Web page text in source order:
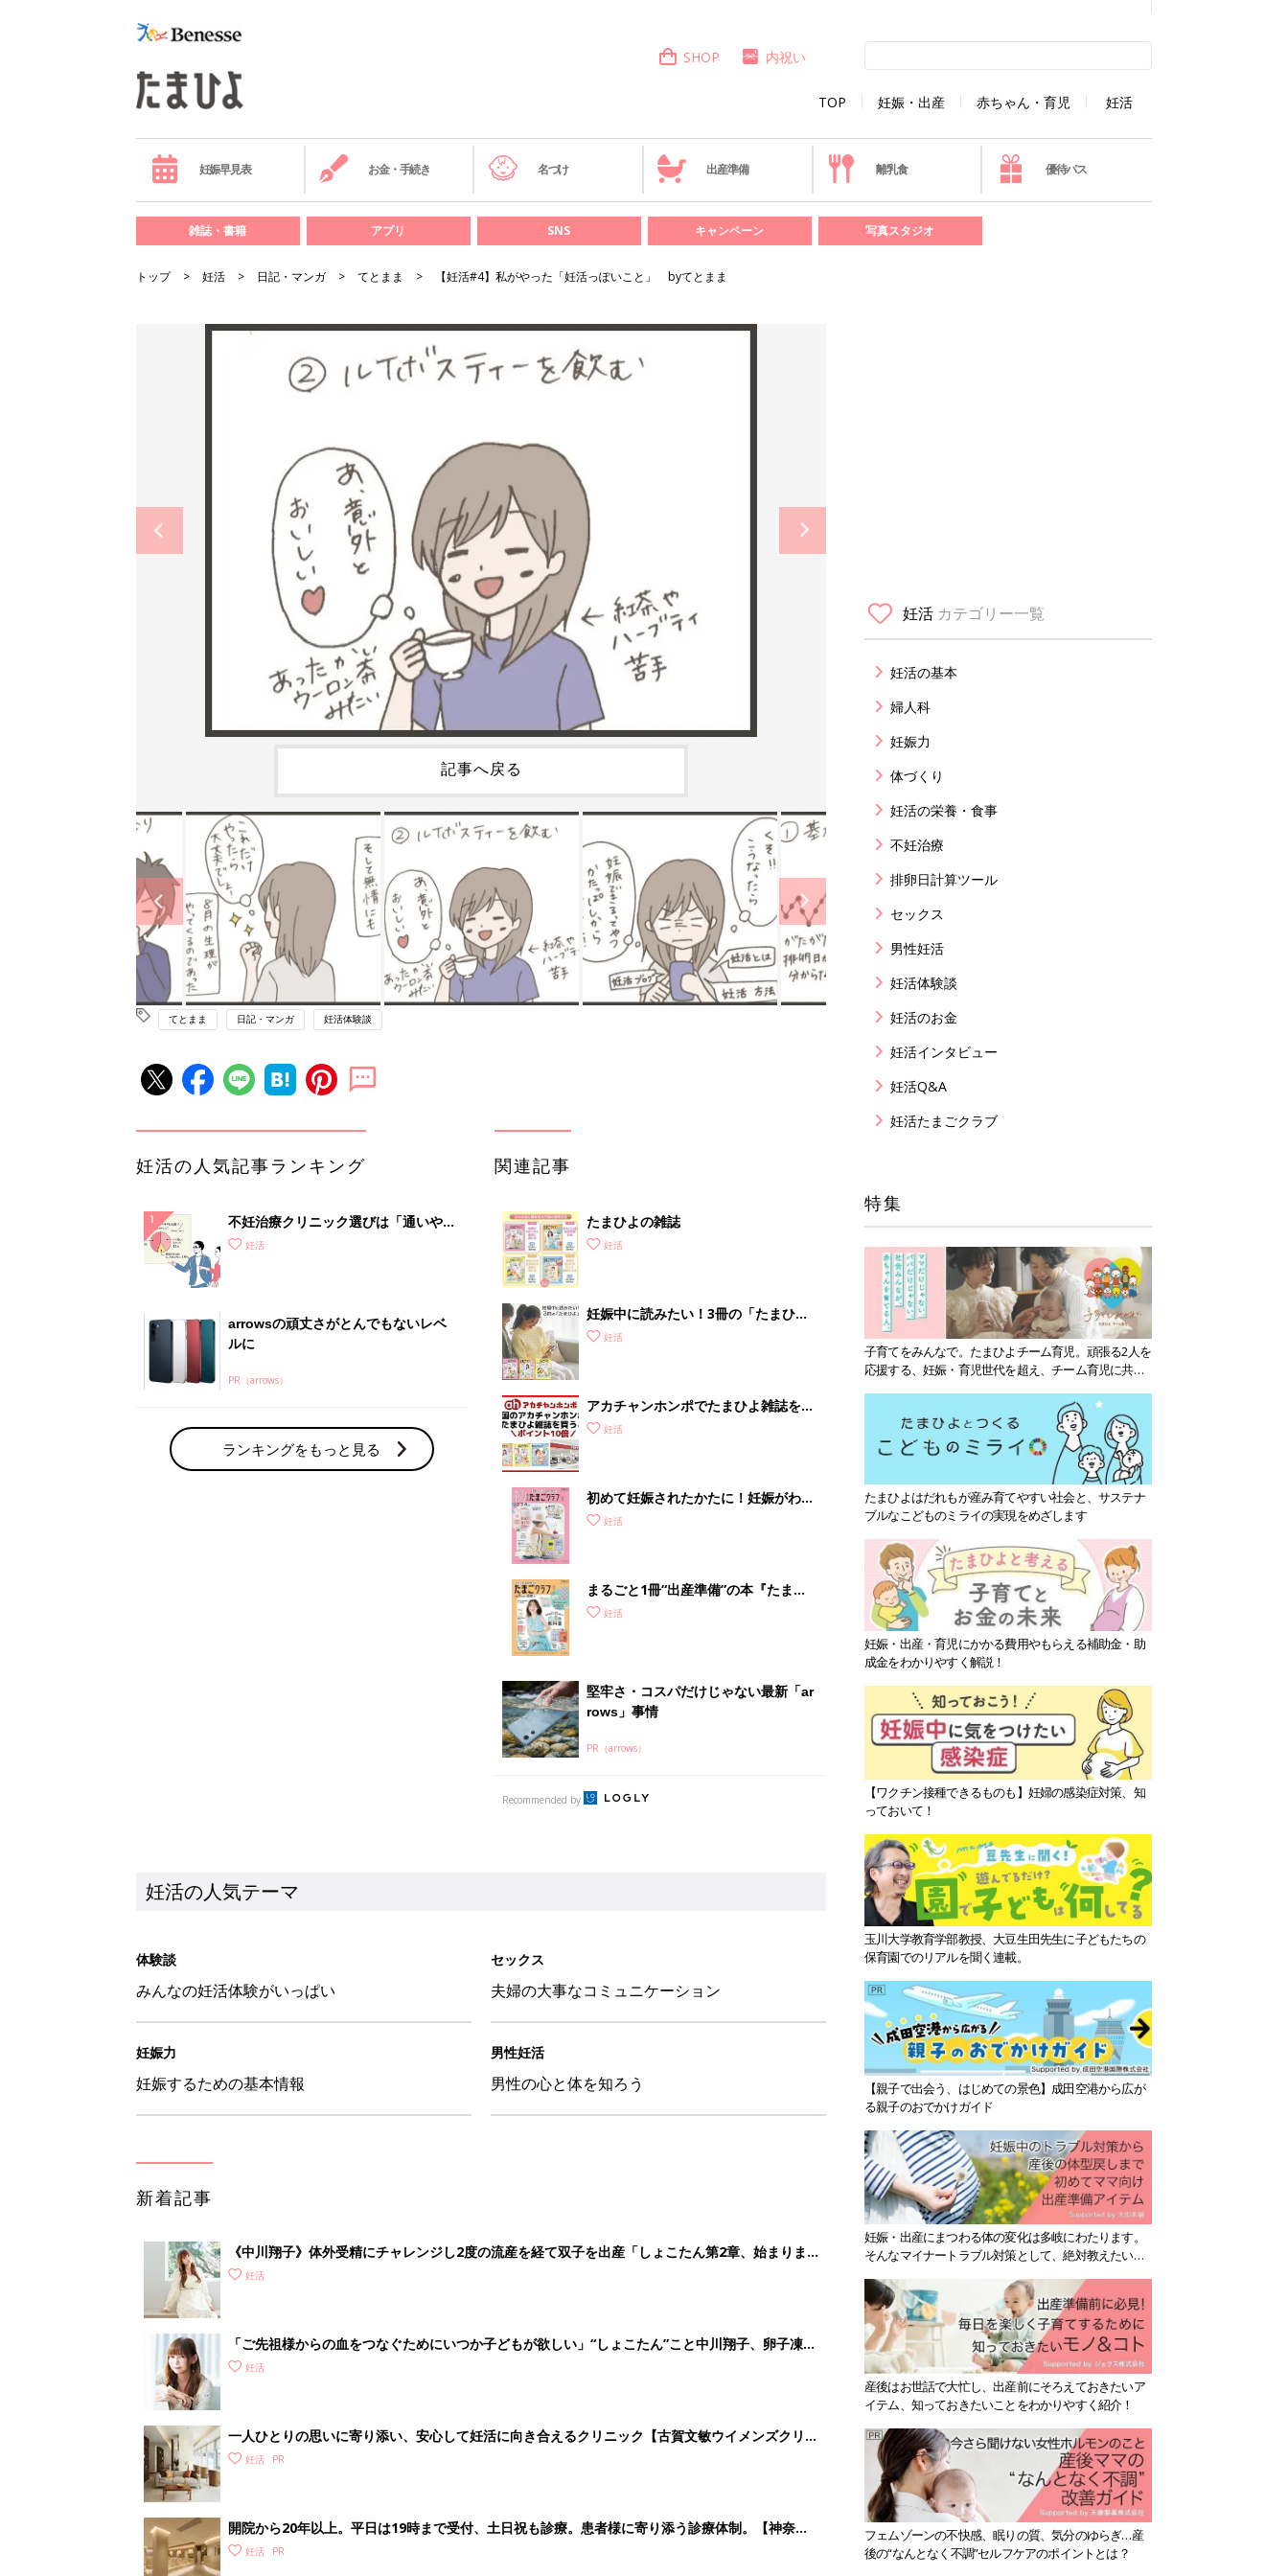
TOP 妊娠・出産 赤ちゃん・育児 妊活
SHOP 内祝い
妊娠早見表 お金・手続き 名づけ 出産準備 離乳食 優待パス
雑誌・書籍 アプリ SNS キャンペーン 写真スタジオ
トップ 妊活 日記・マンガ てとまま 【妊活#4】私がやった「妊活っぽいこと」 byてとまま
記事へ戻る
てとまま 日記・マンガ 妊活体験談
妊活の人気記事ランキング
不妊治療クリニック選びは「通いやす
さ」が大切！選び方、重要3カ条っ
妊活
arrowsの頑丈さがとんでもないレベ
ルに
PR（arrows）
ランキングをもっと見る
関連記事
たまひよの雑誌
妊活
妊娠中に読みたい！3冊の「たまひ
よ」妊活
アカチャンホンポでたまひよ雑誌を買
うとポイント10倍【期間限定】
妊活
初めて妊娠されたかたに！妊娠がわか
ったら最初に読む本『初めてのたまご
妊活
まるごと1冊“出産準備”の本『たまご
クラブ 夏号』〈スペシャル大特集〉
妊活
堅牢さ・コスパだけじゃない最新「ar
rows」事情
PR（arrows）
Recommended by
妊活の人気テーマ
体験談
みんなの妊活体験がいっぱい
セックス
夫婦の大事なコミュニケーション
妊娠力
妊娠するための基本情報
男性妊活
男性の心と体を知ろう
新着記事
《中川翔子》体外受精にチャレンジし2度の流産を経て双子を出産「しょこたん第2章、始まりま
した！」
妊活
「ご先祖様からの血をつなぐためにいつか子どもが欲しい」“しょこたん”こと中川翔子、卵子凍結
から2年後に不妊治療をスタート
妊活
一人ひとりの思いに寄り添い、安心して妊活に向き合えるクリニック【古賀文敏ウイメンズクリニ
ック】
妊活
開院から20年以上。平日は19時まで受付、土日祝も診療。患者様に寄り添う診療体制。【神奈川
レディースクリニック
妊活
妊活 カテゴリー一覧
妊活の基本
婦人科
妊娠力
体づくり
妊活の栄養・食事
不妊治療
排卵日計算ツール
セックス
男性妊活
妊活体験談
妊活のお金
妊活インタビュー
妊活Q&A
妊活たまごクラブ
特集
子育てをみんなで。たまひよチーム育児。頑張る2人を
応援する、妊娠・育児世代を超え、チーム育児に共感
たまひよはだれもが産み育てやすい社会と、サステナ
ブルなこどものミライの実現をめざします
妊娠・出産・育児にかかる費用やもらえる補助金・助
成金をわかりやすく解説！
【ワクチン接種できるものも】妊婦の感染症対策、知
っておいて！
玉川大学教育学部教授、大豆生田先生に子どもたちの
保育園でのリアルを聞く連載。
【親子で出会う、はじめての景色】成田空港から広が
る親子のおでかけガイド
妊娠・出産にまつわる体の変化は多岐にわたります。
そんなマイナートラブル対策として、絶対教えたい！
産後はお世話で大忙し、出産前にそろえておきたいア
イテム、知っておきたいことをわかりやすく紹介！
フェムゾーンの不快感、眠りの質、気分のゆらぎ…産
後の“なんとなく不調”セルフケアのポイントとは？